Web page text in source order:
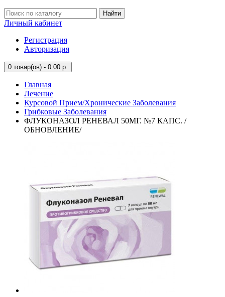
Найти
Личный кабинет
Регистрация
Авторизация
0 товар(ов) - 0.00 р.
Главная
Лечение
Курсовой Прием/Хронические Заболевания
Грибковые Заболевания
ФЛУКОНАЗОЛ РЕНЕВАЛ 50МГ. №7 КАПС. /
ОБНОВЛЕНИЕ/